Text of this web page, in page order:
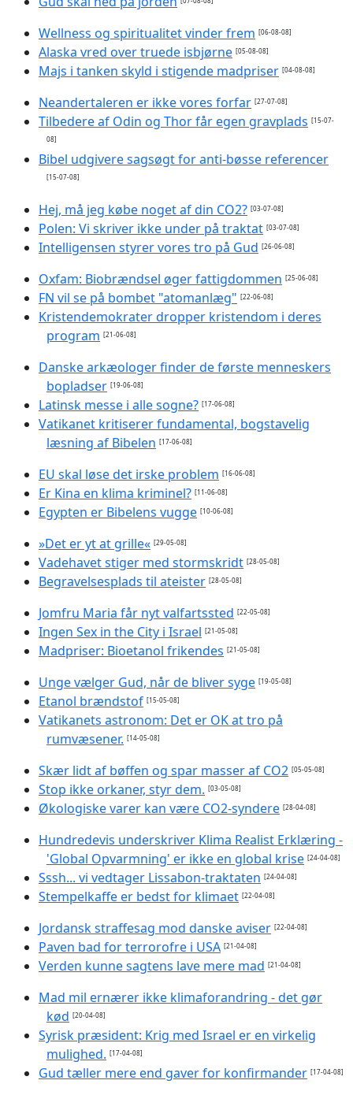
Wellness og spiritualitet vinder frem [06-08-08]
Alaska vred over truede isbjørne [05-08-08]
Majs i tanken skyld i stigende madpriser [04-08-08]
Neandertaleren er ikke vores forfar [27-07-08]
Tilbedere af Odin og Thor får egen gravplads [15-07-
08]
Bibel udgivere sagsøgt for anti-bøsse referencer
[15-07-08]
Hej, må jeg købe noget af din CO2? [03-07-08]
Polen: Vi skriver ikke under på traktat [03-07-08]
Intelligensen styrer vores tro på Gud [26-06-08]
Oxfam: Biobrændsel øger fattigdommen [25-06-08]
FN vil se på bombet "atomanlæg" [22-06-08]
Kristendemokrater dropper kristendom i deres
program [21-06-08]
Danske arkæologer finder de første menneskers
bopladser [19-06-08]
Latinsk messe i alle sogne? [17-06-08]
Vatikanet kritiserer fundamental, bogstavelig
læsning af Bibelen [17-06-08]
EU skal løse det irske problem [16-06-08]
Er Kina en klima kriminel? [11-06-08]
Egypten er Bibelens vugge [10-06-08]
»Det er yt at grille« [29-05-08]
Vadehavet stiger med stormskridt [28-05-08]
Begravelsesplads til ateister [28-05-08]
Jomfru Maria får nyt valfartssted [22-05-08]
Ingen Sex in the City i Israel [21-05-08]
Madpriser: Bioetanol frikendes [21-05-08]
Unge vælger Gud, når de bliver syge [19-05-08]
Etanol brændstof [15-05-08]
Vatikanets astronom: Det er OK at tro på
rumvæsener. [14-05-08]
Skær lidt af bøffen og spar masser af CO2 [05-05-08]
Stop ikke orkaner, styr dem. [03-05-08]
Økologiske varer kan være CO2-syndere [28-04-08]
Hundredevis underskriver Klima Realist Erklæring -
'Global Opvarmning' er ikke en global krise [24-04-08]
Sssh... vi vedtager Lissabon-traktaten [24-04-08]
Stempelkaffe er bedst for klimaet [22-04-08]
Jordansk straffesag mod danske aviser [22-04-08]
Paven bad for terrorofre i USA [21-04-08]
Verden kunne sagtens lave mere mad [21-04-08]
Mad mil ernærer ikke klimaforandring - det gør
kød [20-04-08]
Syrisk præsident: Krig med Israel er en virkelig
mulighed. [17-04-08]
Gud tæller mere end gaver for konfirmander [17-04-08]